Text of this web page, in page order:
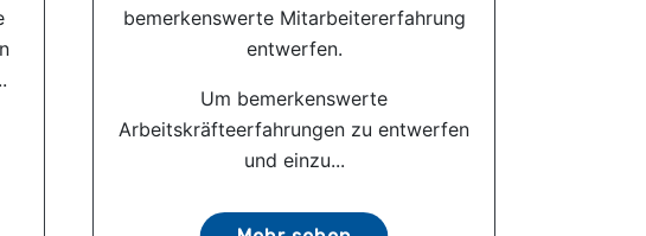
bemerkenswerte Mitarbeitererfahrung
entwerfen.
Um bemerkenswerte
Arbeitskräfteerfahrungen zu entwerfen
und einzu...